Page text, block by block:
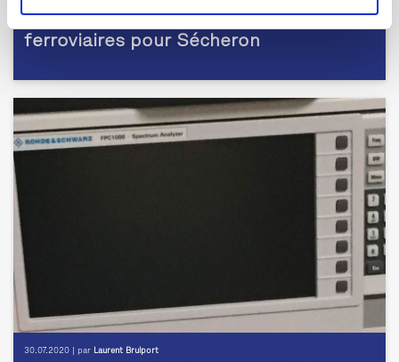
ferroviaires pour Sécheron
30.07.2020 | par Laurent Brulport